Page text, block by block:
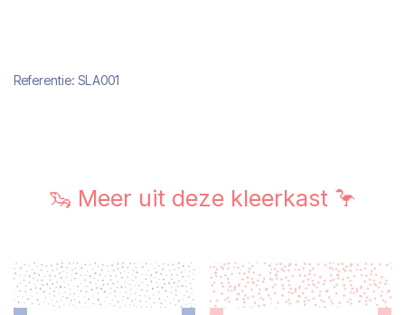
Referentie: SLA001
🦦 Meer uit deze kleerkast 🦩